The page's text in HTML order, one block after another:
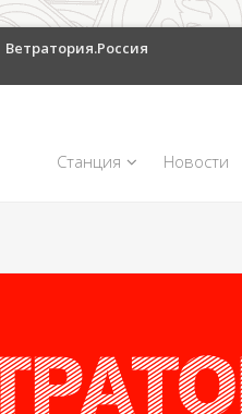
Ветратория.Россия
Станция Новости